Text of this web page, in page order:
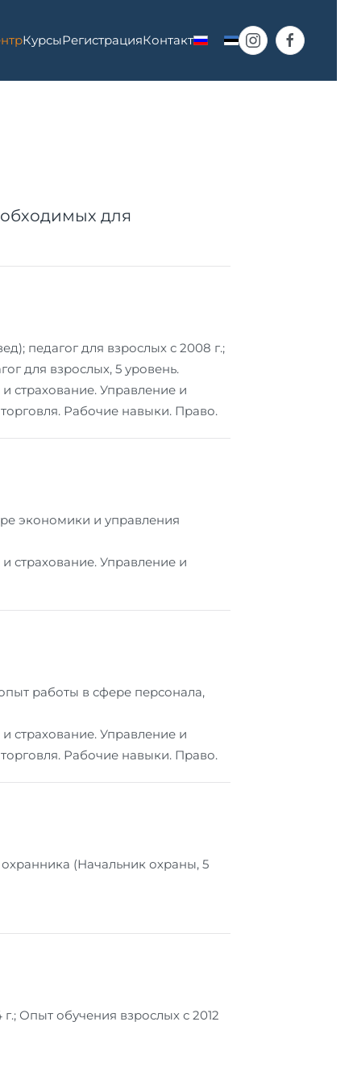
КурсыРегистрацияКонтакт
для
педагог для взрослых с 2008 г.;
для взрослых, 5 уровень.
страхование. Управление и
Рабочие навыки. Право.
экономики и управления
страхование. Управление и
работы в сфере персонала,
страхование. Управление и
Рабочие навыки. Право.
(Начальник охраны, 5
Опыт обучения взрослых с 2012